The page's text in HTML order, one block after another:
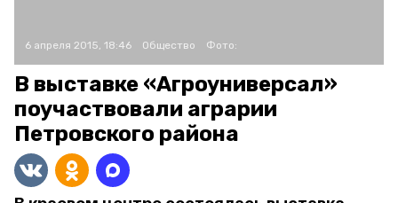
6 апреля 2015, 18:46 Общество Фото:
В выставке «Агроуниверсал»
поучаствовали аграрии
Петровского района